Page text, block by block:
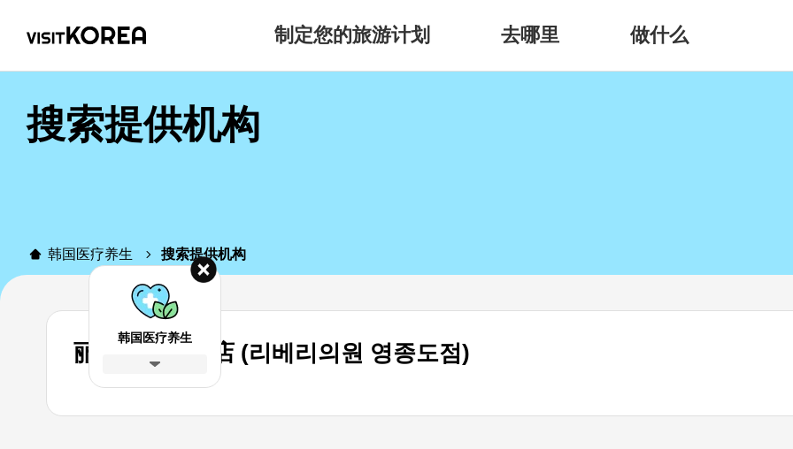
制定您的旅游计划 去哪里 做什么
搜索提供机构
韩国医疗养生 搜索提供机构
丽贝瑞永宗岛店 (리베리의원 영종도점)
韩国医疗养生